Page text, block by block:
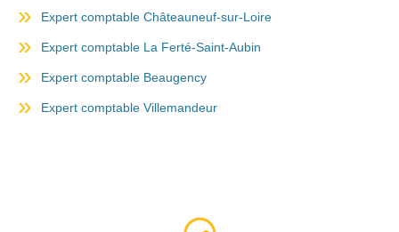
Expert comptable Châteauneuf-sur-Loire
Expert comptable La Ferté-Saint-Aubin
Expert comptable Beaugency
Expert comptable Villemandeur